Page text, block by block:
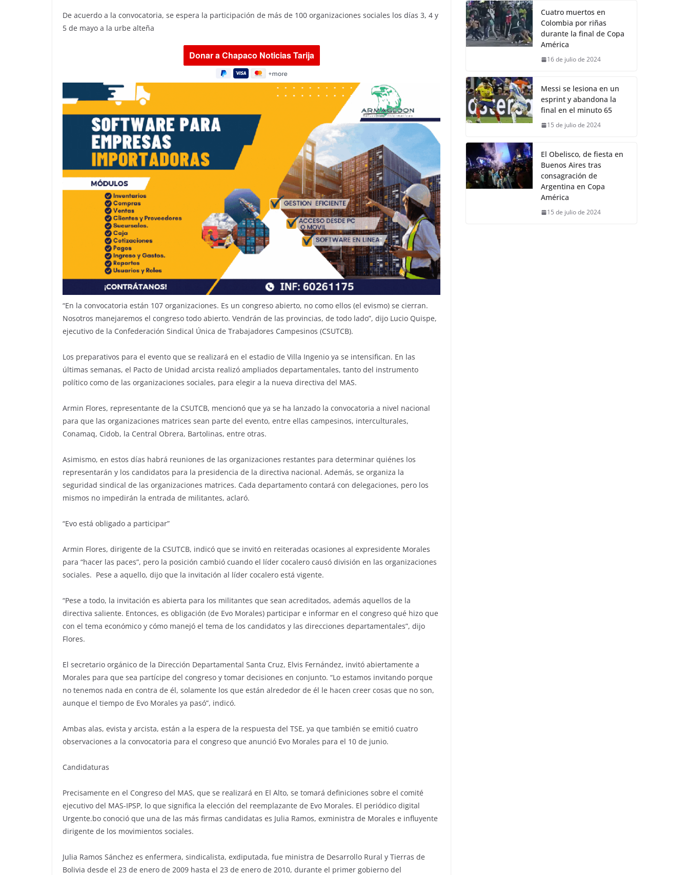
De acuerdo a la convocatoria, se espera la participación de más de 100 organizaciones sociales los días 3, 4 y
5 de mayo a la urbe alteña
“En la convocatoria están 107 organizaciones. Es un congreso abierto, no como ellos (el evismo) se cierran.
Nosotros manejaremos el congreso todo abierto. Vendrán de las provincias, de todo lado”, dijo Lucio Quispe,
ejecutivo de la Confederación Sindical Única de Trabajadores Campesinos (CSUTCB).
Los preparativos para el evento que se realizará en el estadio de Villa Ingenio ya se intensifican. En las
últimas semanas, el Pacto de Unidad arcista realizó ampliados departamentales, tanto del instrumento
político como de las organizaciones sociales, para elegir a la nueva directiva del MAS.
Armin Flores, representante de la CSUTCB, mencionó que ya se ha lanzado la convocatoria a nivel nacional
para que las organizaciones matrices sean parte del evento, entre ellas campesinos, interculturales,
Conamaq, Cidob, la Central Obrera, Bartolinas, entre otras.
Asimismo, en estos días habrá reuniones de las organizaciones restantes para determinar quiénes los
representarán y los candidatos para la presidencia de la directiva nacional. Además, se organiza la
seguridad sindical de las organizaciones matrices. Cada departamento contará con delegaciones, pero los
mismos no impedirán la entrada de militantes, aclaró.
“Evo está obligado a participar”
Armin Flores, dirigente de la CSUTCB, indicó que se invitó en reiteradas ocasiones al expresidente Morales
para “hacer las paces”, pero la posición cambió cuando el líder cocalero causó división en las organizaciones
sociales. Pese a aquello, dijo que la invitación al líder cocalero está vigente.
“Pese a todo, la invitación es abierta para los militantes que sean acreditados, además aquellos de la
directiva saliente. Entonces, es obligación (de Evo Morales) participar e informar en el congreso qué hizo que
con el tema económico y cómo manejó el tema de los candidatos y las direcciones departamentales”, dijo
Flores.
El secretario orgánico de la Dirección Departamental Santa Cruz, Elvis Fernández, invitó abiertamente a
Morales para que sea partícipe del congreso y tomar decisiones en conjunto. “Lo estamos invitando porque
no tenemos nada en contra de él, solamente los que están alrededor de él le hacen creer cosas que no son,
aunque el tiempo de Evo Morales ya pasó”, indicó.
Ambas alas, evista y arcista, están a la espera de la respuesta del TSE, ya que también se emitió cuatro
observaciones a la convocatoria para el congreso que anunció Evo Morales para el 10 de junio.
Candidaturas
Precisamente en el Congreso del MAS, que se realizará en El Alto, se tomará definiciones sobre el comité
ejecutivo del MAS-IPSP, lo que significa la elección del reemplazante de Evo Morales. El periódico digital
Urgente.bo conoció que una de las más firmas candidatas es Julia Ramos, exministra de Morales e influyente
dirigente de los movimientos sociales.
Julia Ramos Sánchez es enfermera, sindicalista, exdiputada, fue ministra de Desarrollo Rural y Tierras de
Bolivia desde el 23 de enero de 2009 hasta el 23 de enero de 2010, durante el primer gobierno del
Cuatro muertos en
Colombia por riñas
durante la final de Copa
América
16 de julio de 2024
Messi se lesiona en un
esprint y abandona la
final en el minuto 65
15 de julio de 2024
El Obelisco, de fiesta en
Buenos Aires tras
consagración de
Argentina en Copa
América
15 de julio de 2024